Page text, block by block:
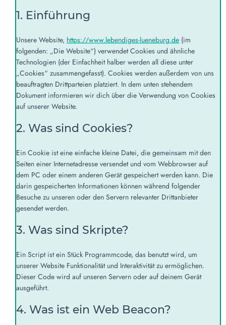
1. Einführung
Unsere Website, https://www.lebendiges-lueneburg.de (im
folgenden: „Die Website“) verwendet Cookies und ähnliche
Technologien (der Einfachheit halber werden all diese unter
„Cookies“ zusammengefasst). Cookies werden außerdem von uns
beauftragten Drittparteien platziert. In dem unten stehendem
Dokument informieren wir dich über die Verwendung von Cookies
auf unserer Website.
2. Was sind Cookies?
Ein Cookie ist eine einfache kleine Datei, die gemeinsam mit den
Seiten einer Internetadresse versendet und vom Webbrowser auf
dem PC oder einem anderen Gerät gespeichert werden kann. Die
darin gespeicherten Informationen können während folgender
Besuche zu unseren oder den Servern relevanter Drittanbieter
gesendet werden.
3. Was sind Skripte?
Ein Script ist ein Stück Programmcode, das benutzt wird, um
unserer Website Funktionalität und Interaktivität zu ermöglichen.
Dieser Code wird auf unseren Servern oder auf deinem Gerät
ausgeführt.
4. Was ist ein Web Beacon?